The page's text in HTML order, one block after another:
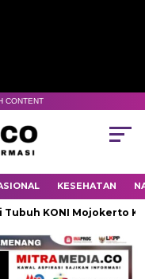
CONTENT
KESEHATAN
KONI Mojokerto Karena